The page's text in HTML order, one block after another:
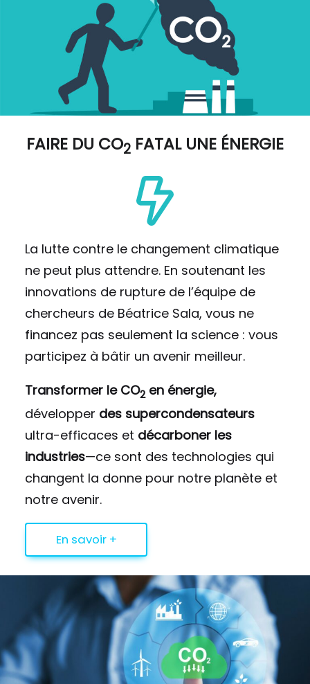
FAIRE DU CO2 FATAL UNE ÉNERGIE
La lutte contre le changement climatique
ne peut plus attendre. En soutenant les
innovations de rupture de l’équipe de
chercheurs de Béatrice Sala, vous ne
financez pas seulement la science : vous
participez à bâtir un avenir meilleur.
Transformer le CO2 en énergie,
développer des supercondensateurs
ultra-efficaces et décarboner les
industries—ce sont des technologies qui
changent la donne pour notre planète et
notre avenir.
En savoir +